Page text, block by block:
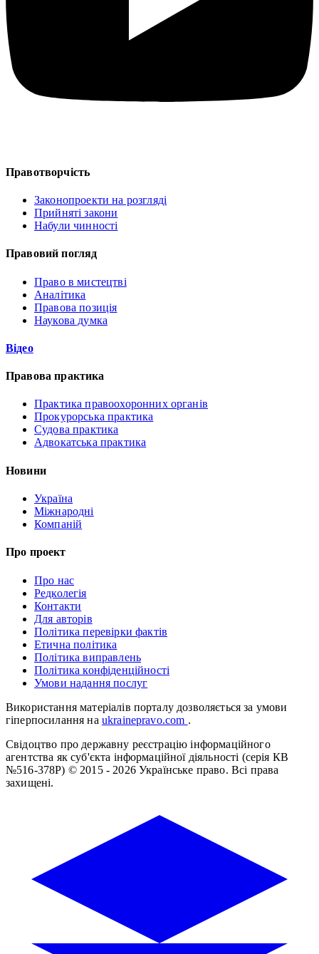
Правотворчість
Законопроекти на розгляді
Прийняті закони
Набули чинності
Правовий погляд
Право в мистецтві
Аналітика
Правова позиція
Наукова думка
Відео
Правова практика
Практика правоохоронних органів
Прокурорська практика
Судова практика
Адвокатська практика
Новини
Україна
Міжнародні
Компаній
Про проект
Про нас
Редколегія
Контакти
Для авторів
Політика перевірки фактів
Етична політика
Політика виправлень
Політика конфіденційності
Умови надання послуг
Використання матеріалів порталу дозволяється за умови
гіперпосилання на ukrainepravo.com .
Свідоцтво про державну реєстрацію інформаційного
агентства як суб'єкта інформаційної діяльності (серія КВ
№516-378Р) © 2015 - 2026 Українське право. Всі права
захищені.